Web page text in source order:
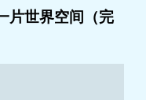
闭了！丨横跨太平
片世界空间（完